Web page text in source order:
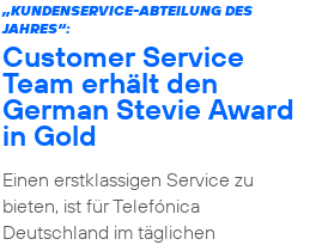
„KUNDENSERVICE-ABTEILUNG DES
JAHRES“:
Customer Service
Team erhält den
German Stevie Award
in Gold
Einen erstklassigen Service zu
bieten, ist für Telefónica
Deutschland im täglichen